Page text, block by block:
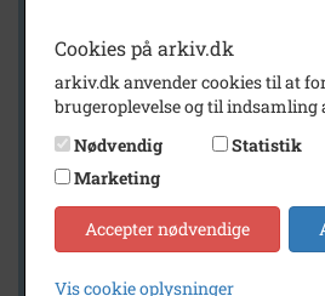
Arkiv
Stevns Lokalhistoriske Arkiv
Cookies på arkiv.dk
arkiv.dk anvender cookies til at
brugeroplevelse og til indsamling
Nødvendig
Statistik
Marketing
Accepter nødvendige
Vis cookie oplysninger